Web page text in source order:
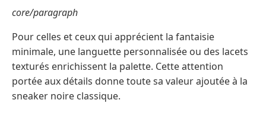
core/paragraph
Pour celles et ceux qui apprécient la fantaisie
minimale, une languette personnalisée ou des lacets
texturés enrichissent la palette. Cette attention
portée aux détails donne toute sa valeur ajoutée à la
sneaker noire classique.